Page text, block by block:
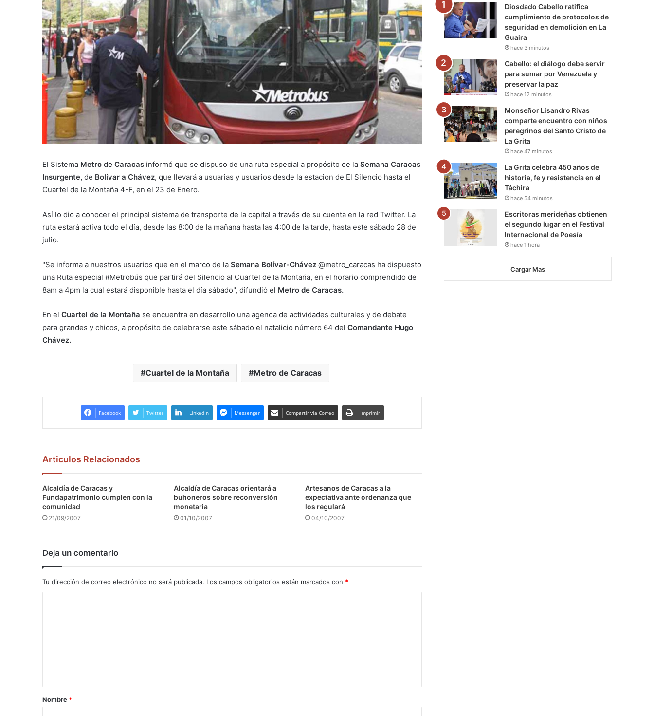
El Sistema Metro de Caracas informó que se dispuso de una ruta especial a propósito de la Semana Caracas
Insurgente, de Bolívar a Chávez, que llevará a usuarias y usuarios desde la estación de El Silencio hasta el
Cuartel de la Montaña 4-F, en el 23 de Enero.
Así lo dio a conocer el principal sistema de transporte de la capital a través de su cuenta en la red Twitter. La
ruta estará activa todo el día, desde las 8:00 de la mañana hasta las 4:00 de la tarde, hasta este sábado 28 de
julio.
"Se informa a nuestros usuarios que en el marco de la Semana Bolívar-Chávez @metro_caracas ha dispuesto
una Ruta especial #Metrobús que partirá del Silencio al Cuartel de la Montaña, en el horario comprendido de
8am a 4pm la cual estará disponible hasta el día sábado", difundió el Metro de Caracas.
En el Cuartel de la Montaña se encuentra en desarrollo una agenda de actividades culturales y de debate
para grandes y chicos, a propósito de celebrarse este sábado el natalicio número 64 del Comandante Hugo
Chávez.
Cuartel de la Montaña Metro de Caracas
Facebook Twitter LinkedIn Messenger Compartir via Correo Imprimir
Articulos Relacionados
Alcaldía de Caracas y
Fundapatrimonio cumplen con la
comunidad
21/09/2007
Alcaldía de Caracas orientará a
buhoneros sobre reconversión
monetaria
01/10/2007
Artesanos de Caracas a la
expectativa ante ordenanza que
los regulará
04/10/2007
Deja un comentario
Tu dirección de correo electrónico no será publicada. Los campos obligatorios están marcados con *
a
r
Nombre *
k
a
m
m
Diosdado Cabello ratifica
cumplimiento de protocolos de
seguridad en demolición en La
Guaira
hace 3 minutos
Cabello: el diálogo debe servir
para sumar por Venezuela y
preservar la paz
hace 12 minutos
Monseñor Lisandro Rivas
comparte encuentro con niños
peregrinos del Santo Cristo de
La Grita
hace 47 minutos
La Grita celebra 450 años de
historia, fe y resistencia en el
Táchira
hace 54 minutos
Escritoras merideñas obtienen
el segundo lugar en el Festival
Internacional de Poesía
hace 1 hora
Cargar Mas